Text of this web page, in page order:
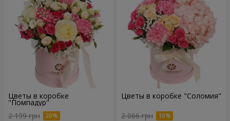
Цветы в коробке
"Помпадур"
2 199 грн
Цветы в коробке "Соломия"
2 066 грн